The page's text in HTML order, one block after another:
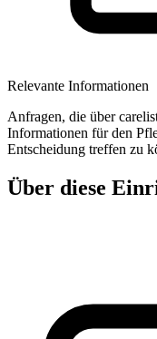
Relevante Informationen
Anfragen, die über
Informationen für den
Entscheidung treffen zu
Über diese